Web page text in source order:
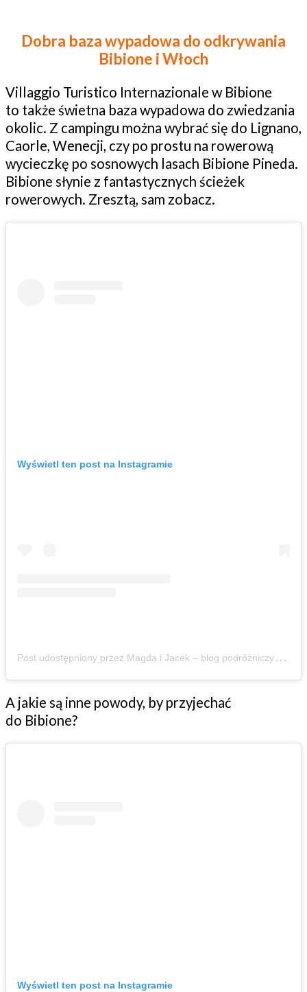
Dobra baza wypadowa do odkrywania
Bibione i Włoch
Villaggio Turistico Internazionale w Bibione
to także świetna baza wypadowa do zwiedzania
okolic. Z campingu można wybrać się do Lignano,
Caorle, Wenecji, czy po prostu na rowerową
wycieczkę po sosnowych lasach Bibione Pineda.
Bibione słynie z fantastycznych ścieżek
rowerowych. Zresztą, sam zobacz.
Wyświetl ten post na Instagramie
P
ost udostępniony przez Magda i Jacek – blog podróżniczy – z dziećmi aktywnie 🏔️🌱 (@zbierajsie)
A jakie są inne powody, by przyjechać
do Bibione?
Wyświetl ten post na Instagramie